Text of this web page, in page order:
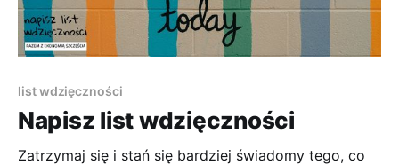
list wdzięczności
Napisz list wdzięczności
Zatrzymaj się i stań się bardziej świadomy tego, co